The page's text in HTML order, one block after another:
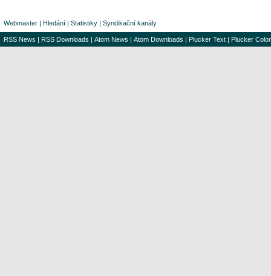
Webmaster | Hledání | Statistiky | Syndikační kanály
RSS News | RSS Downloads | Atom News | Atom Downloads | Plucker Text | Plucker Color